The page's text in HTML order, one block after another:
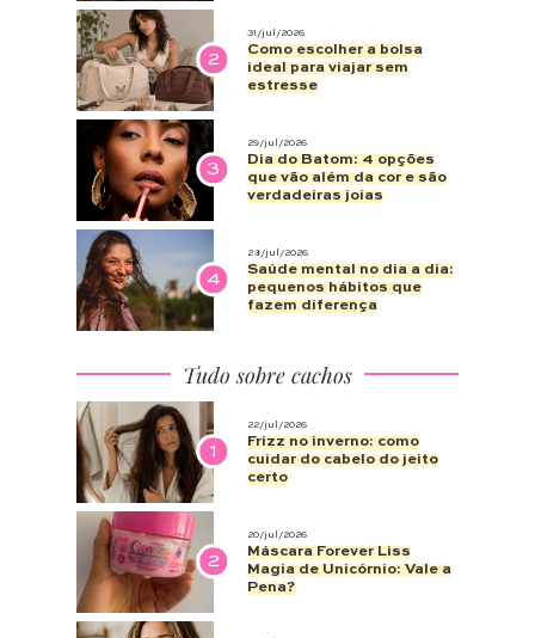
2
31/jul/2026
Como escolher a bolsa
ideal para viajar sem
estresse
3
29/jul/2026
Dia do Batom: 4 opções
que vão além da cor e são
verdadeiras joias
4
28/jul/2026
Saúde mental no dia a dia:
pequenos hábitos que
fazem diferença
Tudo sobre cachos
1
22/jul/2026
Frizz no inverno: como
cuidar do cabelo do jeito
certo
2
20/jul/2026
Máscara Forever Liss
Magia de Unicórnio: Vale a
Pena?